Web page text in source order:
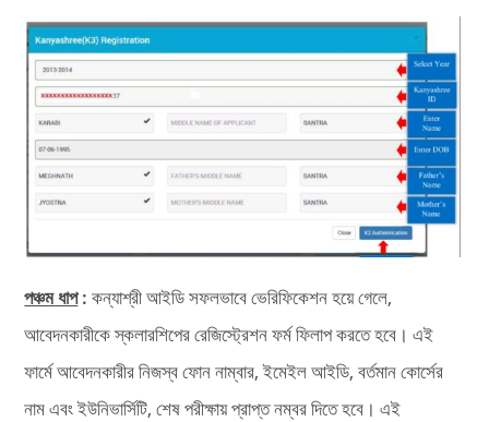
পঞ্চম ধাপ: কন্যাশ্রী আইডি সফলভাবে ভেরিফিকেশন হয়ে গেলে,
আবেদনকারীকে স্কলারশিপের রেজিস্ট্রেশন ফর্ম ফিলাপ করতে হবে। এই
ফার্মে আবেদনকারীর নিজস্ব ফোন নাম্বার, ইমেইল আইডি, বর্তমান কোর্সের
নাম এবং ইউনিভার্সিটি, শেষ পরীক্ষায় প্রাপ্ত নম্বর দিতে হবে। এই